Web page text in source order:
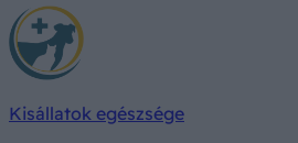
Kisállatok egészsége